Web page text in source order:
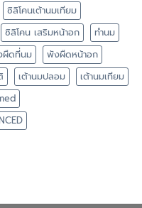
ซิลิโคนเต้านมเทียม
ซิลิโคน เสริมหน้าอก
ทำนม
ดที่นม
พังผืดหน้าอก
เต้านมปลอม
เต้านมเทียม